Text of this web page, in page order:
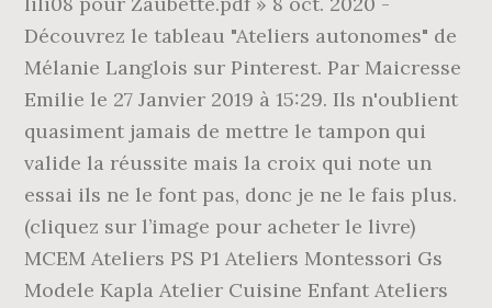
Découvrez le tableau "Ateliers autonomes" de
Mélanie Langlois sur Pinterest. Par Maicresse
Emilie le 27 Janvier 2019 à 15:29. Ils n'oublient
quasiment jamais de mettre le tampon qui
valide la réussite mais la croix qui note un
essai ils ne le font pas, donc je ne le fais plus.
(cliquez sur l’image pour acheter le livre)
MCEM Ateliers PS P1 Ateliers Montessori Gs
Modele Kapla Atelier Cuisine Enfant Ateliers